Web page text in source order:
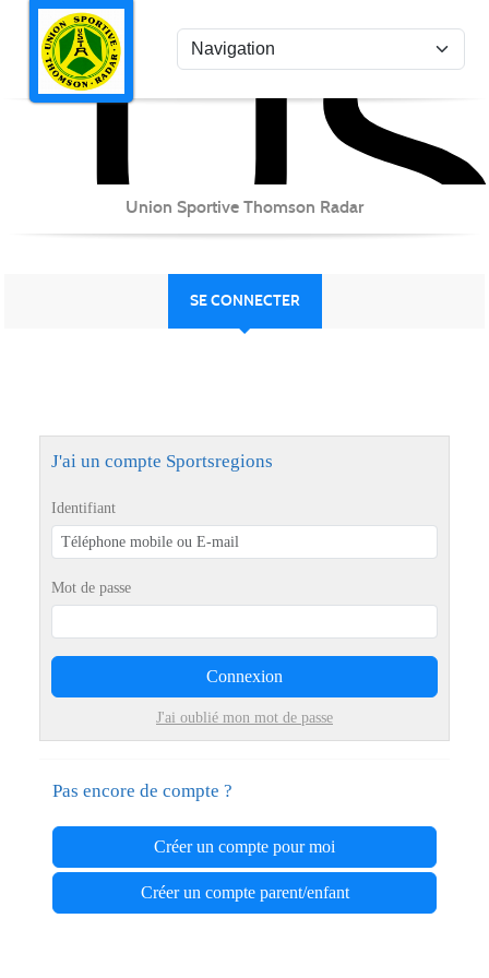
Union Sportive Thomson Radar
SE CONNECTER
J'ai un compte Sportsregions
Identifiant
Mot de passe
Connexion
J'ai oublié mon mot de passe
Pas encore de compte ?
Créer un compte pour moi
Créer un compte parent/enfant
Panneau de gestion des cookies